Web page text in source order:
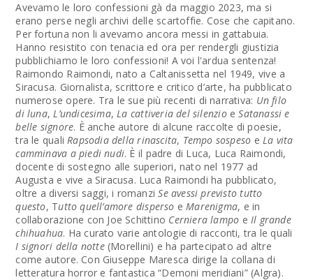
Avevamo le loro confessioni gà da maggio 2023, ma si
erano perse negli archivi delle scartoffie. Cose che capitano.
Per fortuna non li avevamo ancora messi in gattabuia.
Hanno resistito con tenacia ed ora per rendergli giustizia
pubblichiamo le loro confessioni! A voi l'ardua sentenza!
Raimondo Raimondi, nato a Caltanissetta nel 1949, vive a
Siracusa. Giornalista, scrittore e critico d’arte, ha pubblicato
numerose opere. Tra le sue più recenti di narrativa: Un filo
di luna,L’undicesima,La cattiveria del silenzioeSatanassi e
belle signore. È anche autore di alcune raccolte di poesie,
tra le qualiRapsodia della rinascita, Tempo sospeso e La vita
camminava a piedi nudi. È il padre di Luca, Luca Raimondi,
docente di sostegno alle superiori, nato nel 1977 ad
Augusta e vive a Siracusa. Luca Raimondi ha pubblicato,
oltre a diversi saggi, i romanziSe avessi previsto tutto
questo, Tutto quell’amore disperso eMarenigma, e in
collaborazione con Joe Schittino Cerniera lampo e Il grande
chihuahua. Ha curato varie antologie di racconti, tra le quali
I signori della notte(Morellini) e ha partecipato ad altre
come autore. Con Giuseppe Maresca dirige la collana di
letteratura horror e fantastica “Demoni meridiani” (Algra).